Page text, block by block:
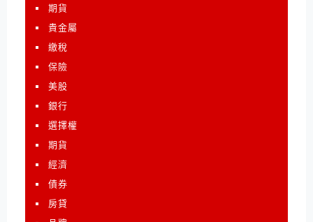
期貨
貴金屬
繳稅
保險
美股
銀行
選擇權
期貨
經濟
債券
房貸